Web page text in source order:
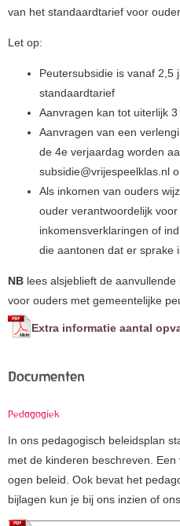
van het standaardtarief voor
Let op:
Peutersubsidie is vanaf 2,5
standaardtarief
Aanvragen kan tot uiterlijk
Aanvragen van een
de 4e verjaardag worden
subsidie@vrijespeelklas.nl
Als inkomen van ouders
ouder verantwoordelijk
inkomensverklaringen of
die aantonen dat er sprake
NBlees alsjeblieft de
voor ouders met gemeentelijke
Extra informatie aantal
Documenten
Pedagogiek
In ons pedagogisch beleidsplan
met de kinderen beschreven.
ogen beleid. Ook bevat het
bijlagen kun je bij ons inzien of ons